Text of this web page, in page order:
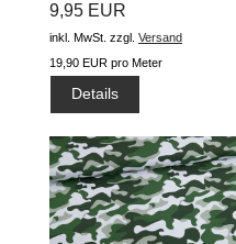
"cover...
9,95 EUR
inkl. MwSt. zzgl. Versand
19,90 EUR pro Meter
Details